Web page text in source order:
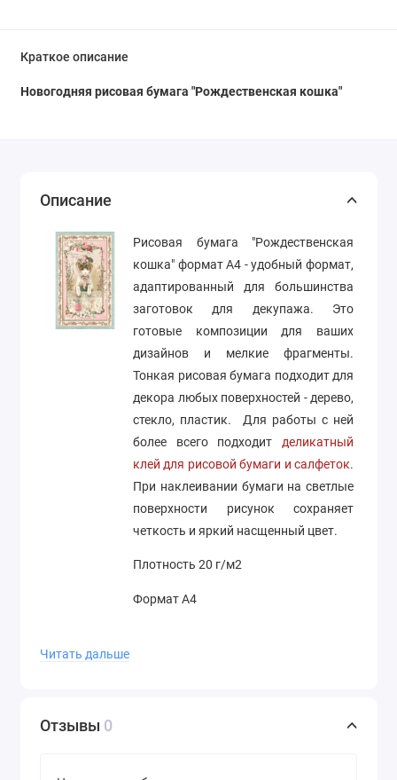
Краткое описание
Новогодняя рисовая бумага "Рождественская кошка"
Описание
Рисовая бумага "Рождественская
кошка" формат А4 - удобный формат,
адаптированный для большинства
заготовок для декупажа. Это
готовые композиции для ваших
дизайнов и мелкие фрагменты.
Тонкая рисовая бумага подходит для
декора любых поверхностей - дерево,
стекло, пластик. Для работы с ней
более всего подходит деликатный
клей для рисовой бумаги и салфеток.
При наклеивании бумаги на светлые
поверхности рисунок сохраняет
четкость и яркий насщенный цвет.
Плотность 20 г/м2
Формат А4
Читать дальше
Отзывы 0